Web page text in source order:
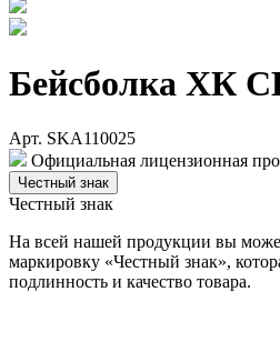
Бейсболка ХК
Арт. SKA110025
Официальная лицензионная
Честный знак
Честный знак
На всей нашей продукции вы
маркировку «Честный знак»,
подлинность и качество товара.